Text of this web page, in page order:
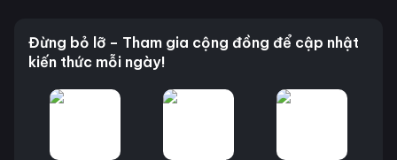
Đừng bỏ lỡ – Tham gia cộng đồng để cập nhật
kiến thức mỗi ngày!